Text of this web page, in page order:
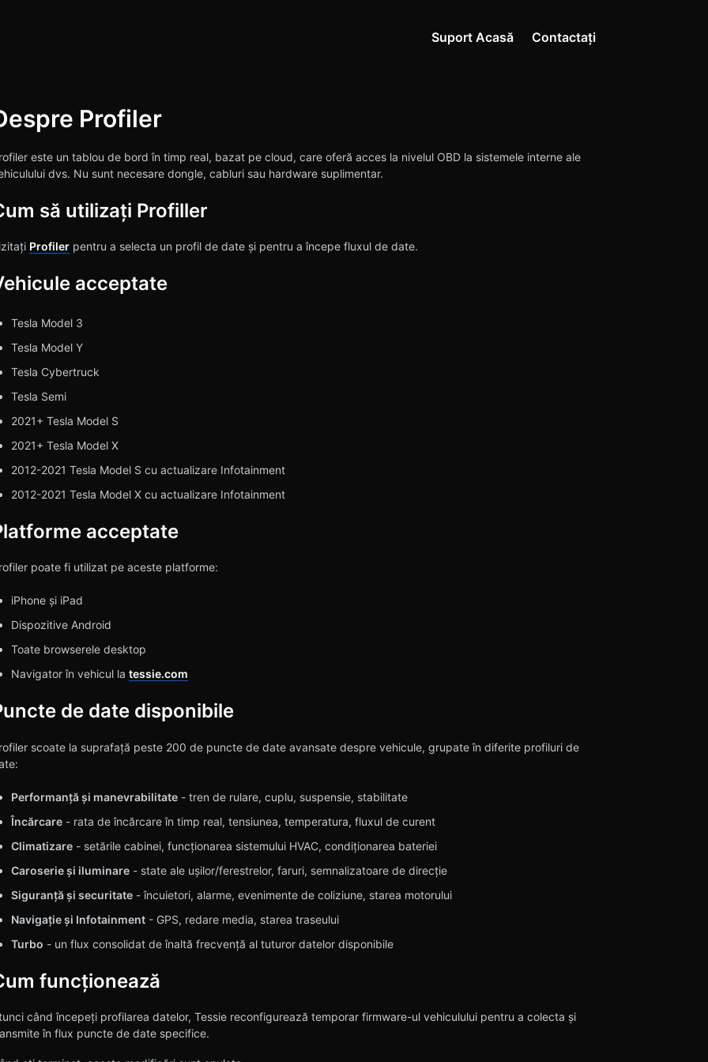
Suport Acasă Contactați
Profiler
este un tablou de bord în timp real, bazat pe cloud, care oferă acces la nivelul OBD la sistemele interne ale
dvs. Nu sunt necesare dongle, cabluri sau hardware suplimentar.
să utilizați Profiller
Profilerpentru a selecta un profil de date și pentru a începe fluxul de date.
acceptate
Tesla Model 3
Tesla Model Y
Tesla Cybertruck
Tesla Semi
2021+ Tesla Model S
2021+ Tesla Model X
2012-2021 Tesla Model S cu actualizare Infotainment
2012-2021 Tesla Model X cu actualizare Infotainment
acceptate
poate fi utilizat pe aceste platforme:
iPhone și iPad
Dispozitive Android
Toate browserele desktop
Navigator în vehicul la tessie.com
de date disponibile
scoate la suprafață peste 200 de puncte de date avansate despre vehicule, grupate în diferite profiluri de
Performanță și manevrabilitate- tren de rulare, cuplu, suspensie, stabilitate
Încărcare- rata de încărcare în timp real, tensiunea, temperatura, fluxul de curent
Climatizare- setările cabinei, funcționarea sistemului HVAC, condiționarea bateriei
Caroserie și iluminare- state ale ușilor/ferestrelor, faruri, semnalizatoare de direcție
Siguranță și securitate- încuietori, alarme, evenimente de coliziune, starea motorului
Navigație și Infotainment- GPS, redare media, starea traseului
Turbo - un flux consolidat de înaltă frecvență al tuturor datelor disponibile
funcționează
când începeți profilarea datelor, Tessie reconfigurează temporar firmware-ul vehiculului pentru a colecta și
în flux puncte de date specifice.